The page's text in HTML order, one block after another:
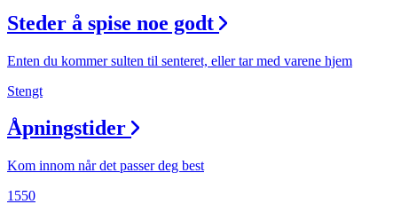
Åpningstider
Praktisk informasjon
Magasin
Gavekort
Steder å spise noe godt
Enten du kommer sulten til senteret, eller tar med varene hjem
Stengt
Åpningstider
Kom innom når det passer deg best
1550